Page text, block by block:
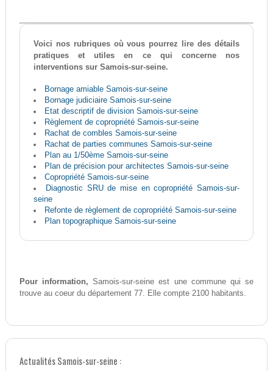
Voici nos rubriques où vous pourrez lire des détails
pratiques et utiles en ce qui concerne nos
interventions sur Samois-sur-seine.
Bornage amiable Samois-sur-seine
Bornage judiciaire Samois-sur-seine
Etat descriptif de division Samois-sur-seine
Règlement de copropriété Samois-sur-seine
Rachat de combles Samois-sur-seine
Rachat de parties communes Samois-sur-seine
Plan au 1/50ème Samois-sur-seine
Plan de précision pour architectes Samois-sur-seine
Copropriété Samois-sur-seine
Diagnostic SRU de mise en copropriété Samois-sur-
seine
Refonte de règlement de copropriété Samois-sur-seine
Plan topographique Samois-sur-seine
Pour information, Samois-sur-seine est une commune qui se
trouve au coeur du département 77. Elle compte 2100 habitants.
Actualités Samois-sur-seine :